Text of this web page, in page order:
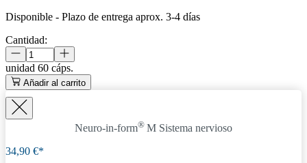
Disponible - Plazo de entrega aprox. 3-4 días
Cantidad:
unidad 60 cáps.
Añadir al carrito
Neuro-in-form® M Sistema nervioso
34,90 €*